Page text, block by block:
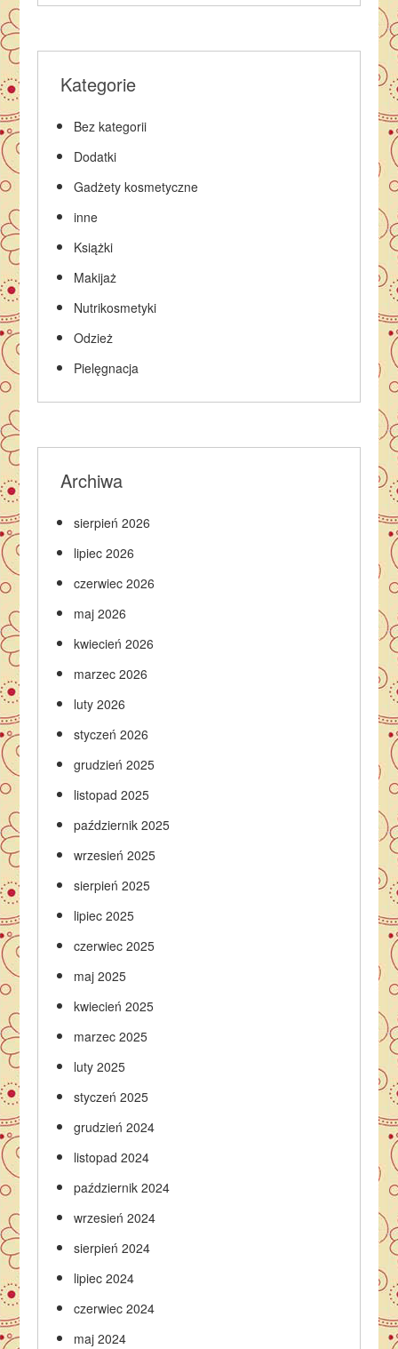
Kategorie
Bez kategorii
Dodatki
Gadżety kosmetyczne
inne
Książki
Makijaż
Nutrikosmetyki
Odzież
Pielęgnacja
Archiwa
sierpień 2026
lipiec 2026
czerwiec 2026
maj 2026
kwiecień 2026
marzec 2026
luty 2026
styczeń 2026
grudzień 2025
listopad 2025
październik 2025
wrzesień 2025
sierpień 2025
lipiec 2025
czerwiec 2025
maj 2025
kwiecień 2025
marzec 2025
luty 2025
styczeń 2025
grudzień 2024
listopad 2024
październik 2024
wrzesień 2024
sierpień 2024
lipiec 2024
czerwiec 2024
maj 2024